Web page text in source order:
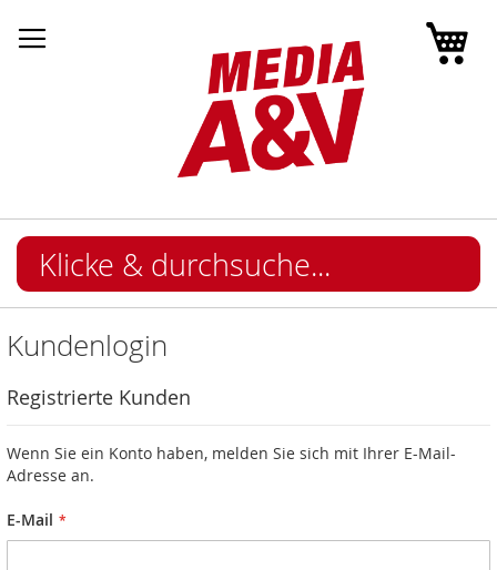
Kundenlogin
Registrierte Kunden
Wenn Sie ein Konto haben, melden Sie sich mit Ihrer E-Mail-
Adresse an.
E-Mail